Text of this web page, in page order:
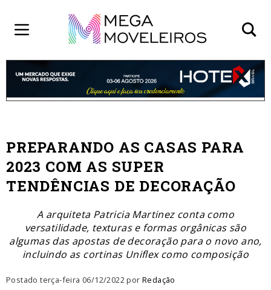
PREPARANDO AS CASAS PARA
2023 COM AS SUPER
TENDÊNCIAS DE DECORAÇÃO
A arquiteta Patricia Martinez conta como
versatilidade, texturas e formas orgânicas são
algumas das apostas de decoração para o novo ano,
incluindo as cortinas Uniflex como composição
Postado terça-feira 06/12/2022 por Redação